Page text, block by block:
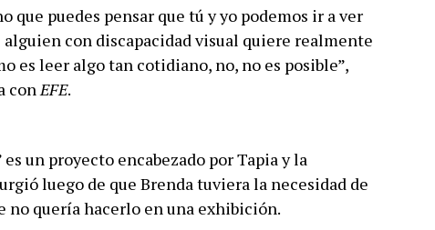
que puedes pensar que tú y yo podemos ir a ver
con discapacidad visual quiere realmente
es leer algo tan cotidiano, no, no es posible”,
conEFE.
un proyecto encabezado por Tapia y la
luego de que Brenda tuviera la necesidad de
no quería hacerlo en una exhibición.